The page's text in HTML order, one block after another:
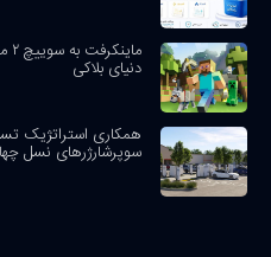
دنیای بلاکی
سوپرشارژرهای نسل